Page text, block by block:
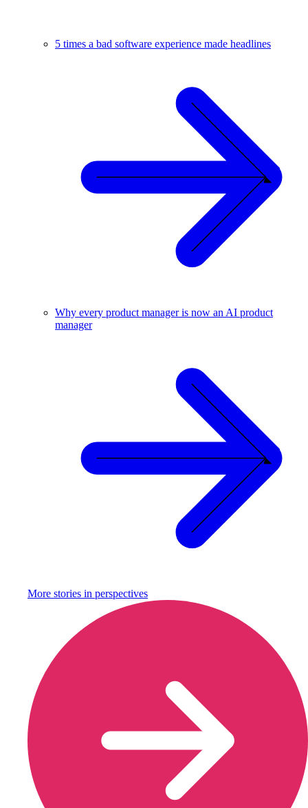
5 times a bad software experience made headlines
Why every product manager is now an AI product
manager
More stories in perspectives